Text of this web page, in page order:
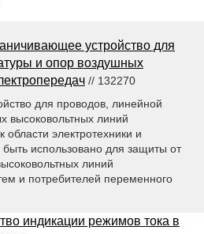
устройство для
и опор воздушных
// 132270
для проводов, линейной
высоковольтных линий
области электротехники и
быть использовано для защиты от
линий
и потребителей переменного
индикации режимов тока в